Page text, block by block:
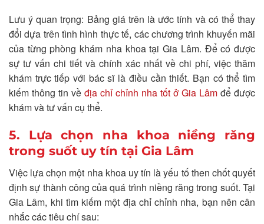
Lưu ý quan trọng: Bảng giá trên là ước tính và có thể thay
đổi dựa trên tình hình thực tế, các chương trình khuyến mãi
của từng phòng khám nha khoa tại Gia Lâm. Để có được
sự tư vấn chi tiết và chính xác nhất về chi phí, việc thăm
khám trực tiếp với bác sĩ là điều cần thiết. Bạn có thể tìm
kiếm thông tin về địa chỉ chỉnh nha tốt ở Gia Lâm để được
khám và tư vấn cụ thể.
5. Lựa chọn nha khoa niềng răng
trong suốt uy tín tại Gia Lâm
Việc lựa chọn một nha khoa uy tín là yếu tố then chốt quyết
định sự thành công của quá trình niềng răng trong suốt. Tại
Gia Lâm, khi tìm kiếm một địa chỉ chỉnh nha, bạn nên cân
nhắc các tiêu chí sau: